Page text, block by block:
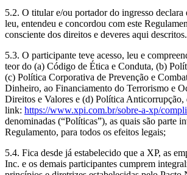
5.2. O titular e/ou portador do ingresso declara
leu, entendeu e concordou com este
consciente dos direitos e deveres aqui descritos.
5.3. O participante teve acesso, leu e
teor do (a) Código de Ética e Conduta, (b)
(c) Política Corporativa de Prevenção e
Dinheiro, ao Financiamento do Terrorismo e
Direitos e Valores e (d) Política Anticorrupção,
link: https://www.xpi.com.br/sobre-a-xp/
denominadas (“Políticas”), as quais são parte
Regulamento, para todos os efeitos legais;
5.4. Fica desde já estabelecido que a XP, as
Inc. e os demais participantes cumprem